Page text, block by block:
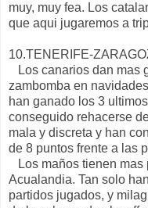
muy, muy fea. Los
que aqui jugaremos a
10.TENERIFE-
Los canarios dan mas
zambomba en
han ganado los 3
conseguido rehacerse
mala y discreta y han
de 8 puntos frente a las
Los maños tienen mas
Acualandia. Tan solo
partidos jugados, y